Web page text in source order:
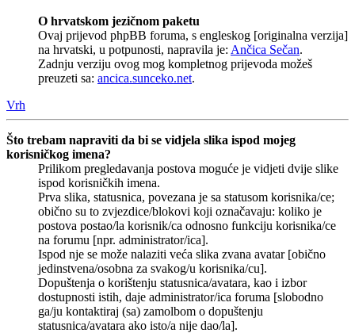
O hrvatskom jezičnom paketu
Ovaj prijevod phpBB foruma, s engleskog [originalna verzija]
na hrvatski, u potpunosti, napravila je: Ančica Sečan.
Zadnju verziju ovog mog kompletnog prijevoda možeš
preuzeti sa: ancica.sunceko.net.
Vrh
Što trebam napraviti da bi se vidjela slika ispod mojeg
korisničkog imena?
Prilikom pregledavanja postova moguće je vidjeti dvije slike
ispod korisničkih imena.
Prva slika, statusnica, povezana je sa statusom korisnika/ce;
obično su to zvjezdice/blokovi koji označavaju: koliko je
postova postao/la korisnik/ca odnosno funkciju korisnika/ce
na forumu [npr. administrator/ica].
Ispod nje se može nalaziti veća slika zvana avatar [obično
jedinstvena/osobna za svakog/u korisnika/cu].
Dopuštenja o korištenju statusnica/avatara, kao i izbor
dostupnosti istih, daje administrator/ica foruma [slobodno
ga/ju kontaktiraj (sa) zamolbom o dopuštenju
statusnica/avatara ako isto/a nije dao/la].